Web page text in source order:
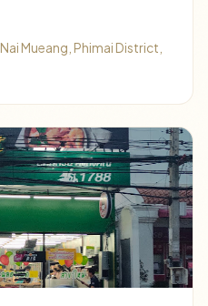
Mueang, Phimai District,